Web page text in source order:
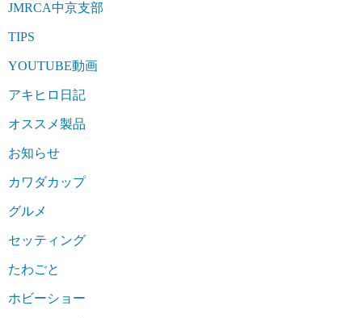
JMRCA中京支部
TIPS
YOUTUBE動画
アキヒロ日記
オススメ製品
お知らせ
カワダカップ
グルメ
セッティング
たわごと
ホビーショー